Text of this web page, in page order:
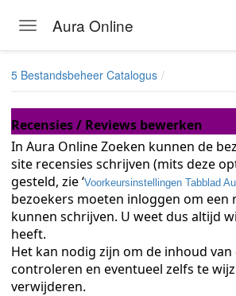
Toggle navigation
Aura Online
5 Bestandsbeheer Catalogus
Recensies / Reviews bewerken
In Aura Online Zoeken kunnen de
site recensies schrijven (mits deze
gesteld, zie ‘Voorkeursinstellingen Tabblad
bezoekers moeten inloggen om een
kunnen schrijven. U weet dus altijd
heeft.
Het kan nodig zijn om de inhoud van
controleren en eventueel zelfs te
verwijderen.